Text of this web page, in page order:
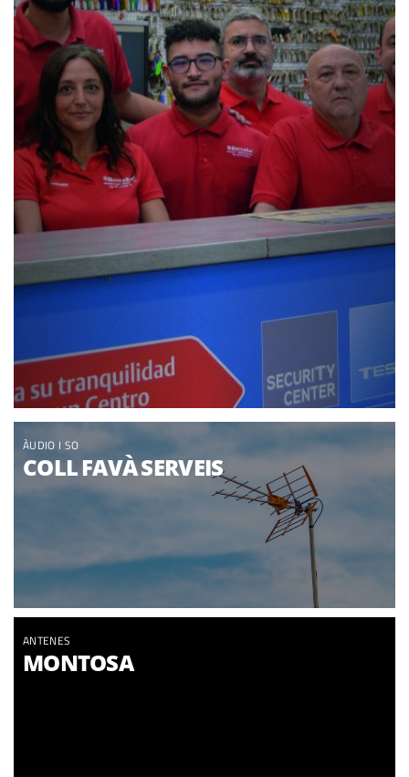
ÀUDIO I SO
COLL FAVÀ SERVEIS
ANTENES
MONTOSA